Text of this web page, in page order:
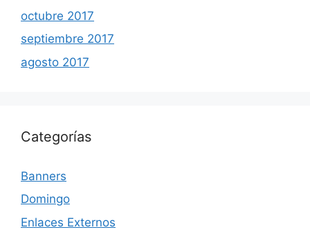
octubre 2017
septiembre 2017
agosto 2017
Categorías
Banners
Domingo
Enlaces Externos